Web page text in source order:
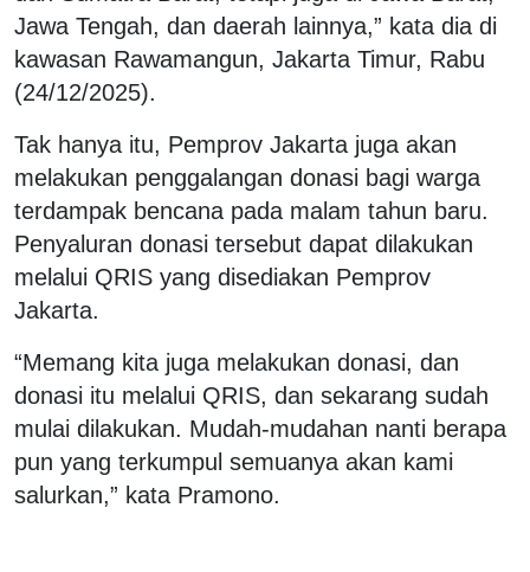
Jawa Tengah, dan daerah lainnya,” kata dia di
kawasan Rawamangun, Jakarta Timur, Rabu
(24/12/2025).
Tak hanya itu, Pemprov Jakarta juga akan
melakukan penggalangan donasi bagi warga
terdampak bencana pada malam tahun baru.
Penyaluran donasi tersebut dapat dilakukan
melalui QRIS yang disediakan Pemprov
Jakarta.
“Memang kita juga melakukan donasi, dan
donasi itu melalui QRIS, dan sekarang sudah
mulai dilakukan. Mudah-mudahan nanti berapa
pun yang terkumpul semuanya akan kami
salurkan,” kata Pramono.